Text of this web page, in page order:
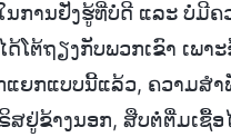
ການຢັ່ງຮູ້ທີ່ບໍ່ດີ ແລະ ບໍ່ມີ
ໂຕ້ຖຽງກັບພວກເຂົາ ເພາ
ຍກແບບນີ້ແລ້ວ, ຄວາມສຳ
ສຢູ່ຂ້າງນອກ, ສືບຕໍ່ຕື່ມເຊື້